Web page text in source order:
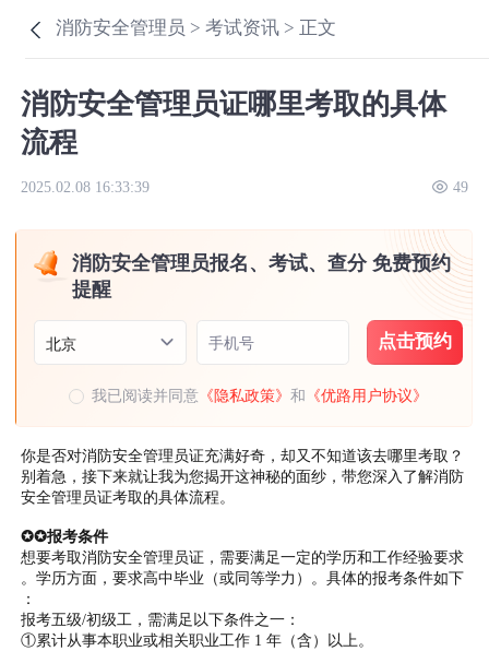
消防安全管理员 >考试资讯 > 正文
消防安全管理员证哪里考取的具体
流程
2025.02.08 16:33:39 49
消防安全管理员报名、考试、查分 免费预约
提醒
北京 手机号 点击预约
我已阅读并同意 《隐私政策》和 《优路用户协议》
你是否对消防安全管理员证充满好奇，却又不知道该去哪里考取？
别着急，接下来就让我为您揭开这神秘的面纱，带您深入了解消防
安全管理员证考取的具体流程。
✪✪报考条件
想要考取消防安全管理员证，需要满足一定的学历和工作经验要求
。学历方面，要求高中毕业（或同等学力）。具体的报考条件如下
：
报考五级/初级工，需满足以下条件之一：
①累计从事本职业或相关职业工作 1 年（含）以上。